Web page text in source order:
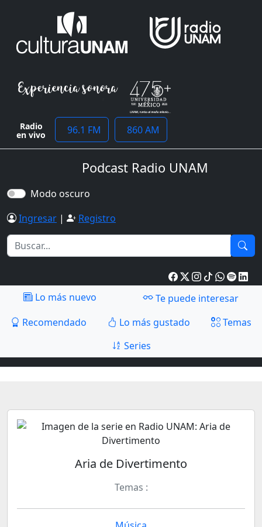
Radio
en vivo 96.1 FM 860 AM
Podcast Radio UNAM
Modo oscuro
Ingresar | Registro
Lo más nuevo
Te puede interesar
Recomendado
Lo más gustado
Temas
Series
Aria de Divertimento
Temas :